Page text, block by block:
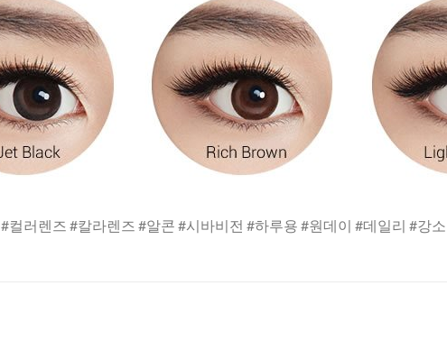
#컬러렌즈 #칼라렌즈 #알콘 #시바비전 #하루용 #원데이 #데일리 #강